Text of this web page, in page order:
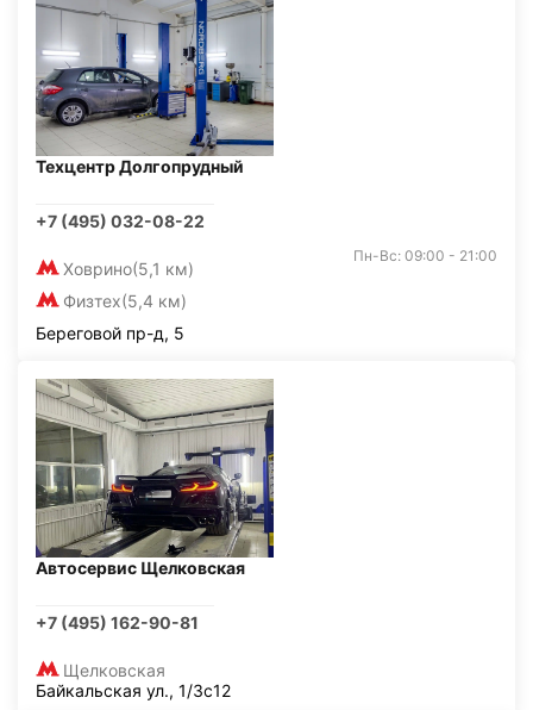
Техцентр Долгопрудный
+7 (495) 032-08-22
Ховрино(5,1 км)
Физтех(5,4 км)
Пн-Вс: 09:00 - 21:00
Береговой пр-д, 5
Автосервис Щелковская
+7 (495) 162-90-81
Щелковская
Байкальская ул., 1/3с12